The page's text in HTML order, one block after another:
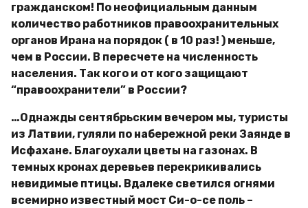
гражданском! По неофициальным данным
количество работников правоохранительных
органов Ирана на порядок ( в 10 раз! ) меньше,
чем в России. В пересчете на численность
населения. Так кого и от кого защищают
“правоохранители” в России?
…Однажды сентябрьским вечером мы, туристы
из Латвии, гуляли по набережной реки Заянде в
Исфахане. Благоухали цветы на газонах. В
темных кронах деревьев перекрикивались
невидимые птицы. Вдалеке светился огнями
всемирно известный мост Си-о-се поль –